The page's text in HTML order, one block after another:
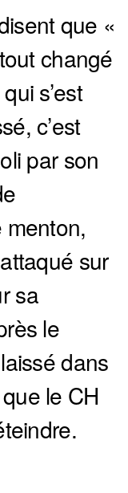
que «
changé
s’est
c’est
par son
sur
sa
le
dans
le CH